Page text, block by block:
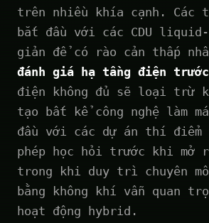
trên nhiều khía cạnh. Các
bắt đầu với các CDU
giản để có rào cản thấp
đánh giá hạ tầng điện trước
điện không đủ sẽ loại trừ
tạo bất kể công nghệ làm
đầu với các dự án thí điểm
phép học hỏi trước khi mở
trong khi duy trì chuyên
bằng không khí vẫn quan
hoạt động hybrid.